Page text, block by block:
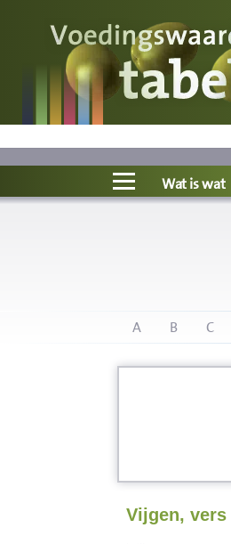
Voedingswaarde
Wat is wat?
Ons voedsel
Wat is wat
A B C
Vijgen, vers